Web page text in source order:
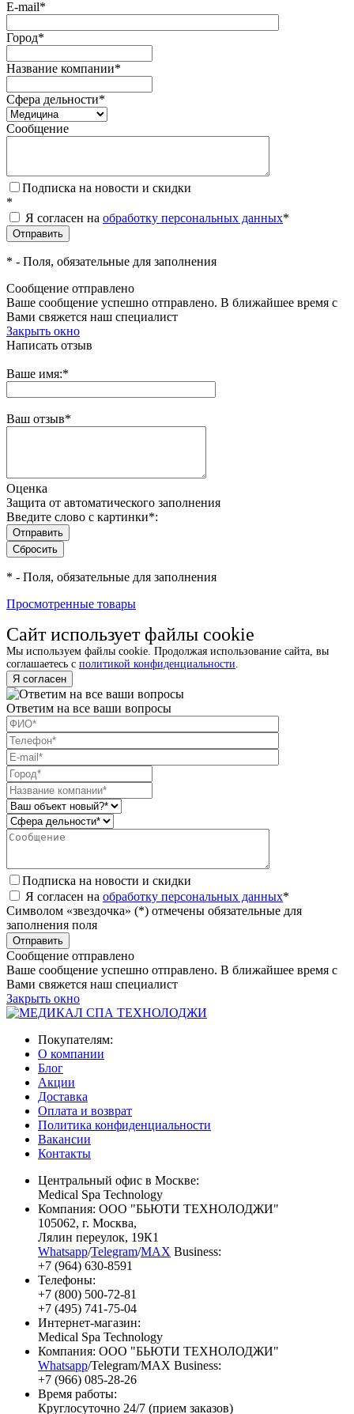
E-mail*
Город*
Название компании*
Сфера дельности*
Сообщение
Подписка на новости и скидки
*
Я согласен на обработку персональных данных*
* - Поля, обязательные для заполнения
Сообщение отправлено
Ваше сообщение успешно отправлено. В ближайшее время с
Вами свяжется наш специалист
Закрыть окно
Написать отзыв
Ваше имя:*
Ваш отзыв*
Оценка
Защита от автоматического заполнения
Введите слово с картинки*:
* - Поля, обязательные для заполнения
Просмотренные товары
Сайт использует файлы cookie
Мы используем файлы cookie. Продолжая использование сайта, вы
соглашаетесь с политикой конфиденциальности
Я согласен
Ответим на все ваши вопросы
Подписка на новости и скидки
Я согласен на обработку персональных данных*
Символом «звездочка» (*) отмечены обязательные для
заполнения поля
Сообщение отправлено
Ваше сообщение успешно отправлено. В ближайшее время с
Вами свяжется наш специалист
Закрыть окно
Покупателям:
О компании
Блог
Акции
Доставка
Оплата и возврат
Политика конфиденциальности
Вакансии
Контакты
Центральный офис в Москве:
Medical Spa Technology
Компания: ООО "БЬЮТИ ТЕХНОЛОДЖИ"
105062, г. Москва,
Лялин переулок, 19К1
Whatsapp/Telegram/MAX Business:
+7 (964) 630-8591
Телефоны:
+7 (800) 500-72-81
+7 (495) 741-75-04
Интернет-магазин:
Medical Spa Technology
Компания: ООО "БЬЮТИ ТЕХНОЛОДЖИ"
Whatsapp/Telegram/MAX Business:
+7 (966) 085-28-26
Время работы:
Круглосуточно 24/7 (прием заказов)